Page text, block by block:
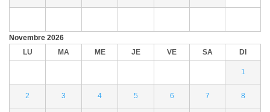
Novembre 2026
LU
MA ME JE VE SA DI
1
2 3 4 5 6 7 8